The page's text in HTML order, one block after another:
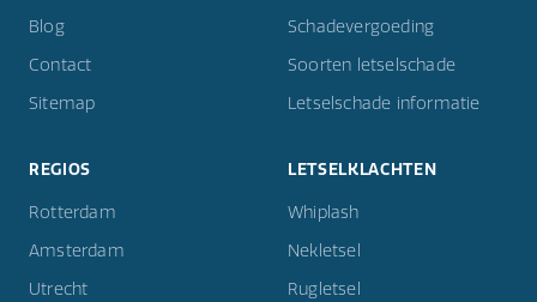
Blog
Contact
Sitemap
Schadevergoeding
Soorten letselschade
Letselschade informatie
REGIOS
Rotterdam
Amsterdam
Utrecht
LETSELKLACHTEN
Whiplash
Nekletsel
Rugletsel